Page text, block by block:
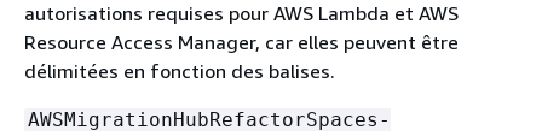
autorisations requises pour AWS Lambda et AWS
Resource Access Manager, car elles peuvent être
délimitées en fonction des balises.
AWSMigrationHubRefactorSpaces-